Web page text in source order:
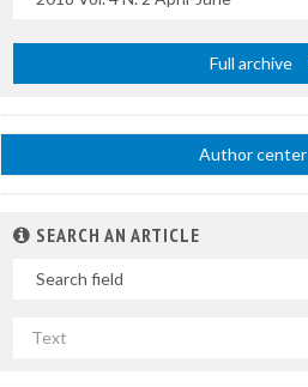
Full archive
Author center
SEARCH AN ARTICLE
Search